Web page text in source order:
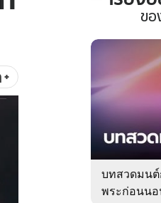
เกมส์
ดูทีวี
WeTV
+
เรื่อง
ใน
รอบ
ของ
หมวด
ความ
ขอ
บทสวดมน
พระก่อนนอ